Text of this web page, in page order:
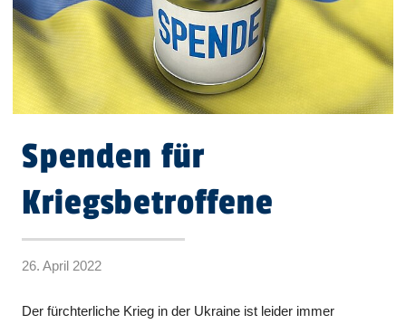
Spenden für
Kriegsbetroffene
26. April 2022
Der fürchterliche Krieg in der Ukraine ist leider immer